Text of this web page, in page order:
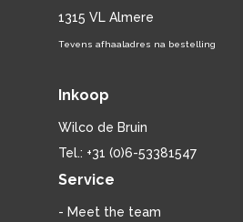
1315 VL Almere
Tevens afhaaladres na bestelling
Inkoop
Wilco de Bruin
Tel.: +31 (0)6-53381547
Service
- Meet the team